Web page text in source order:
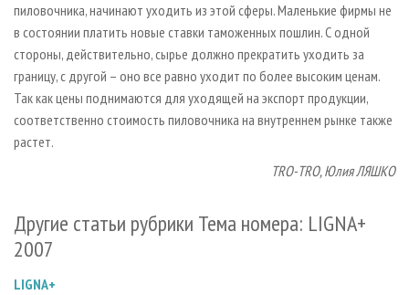
пиловочника, начинают уходить из этой сферы. Маленькие фирмы не
в состоянии платить новые ставки таможенных пошлин. С одной
стороны, действительно, сырье должно прекратить уходить за
границу, с другой – оно все равно уходит по более высоким ценам.
Так как цены поднимаются для уходящей на экспорт продукции,
соответственно стоимость пиловочника на внутреннем рынке также
растет.
TRO-TRO, Юлия ЛЯШКО
Другие статьи рубрики Тема номера: LIGNA+
2007
LIGNA+